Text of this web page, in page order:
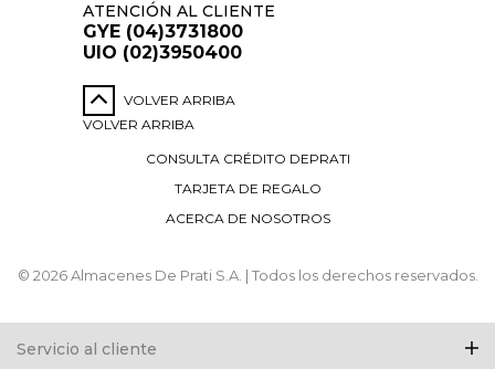
ATENCIÓN AL CLIENTE
GYE (04)3731800
UIO (02)3950400
VOLVER ARRIBA
VOLVER ARRIBA
Servicio al cliente
CONSULTA CRÉDITO DEPRATI
TARJETA DE REGALO
ACERCA DE NOSOTROS
© 2026 Almacenes De Prati S.A. | Todos los derechos reservados.